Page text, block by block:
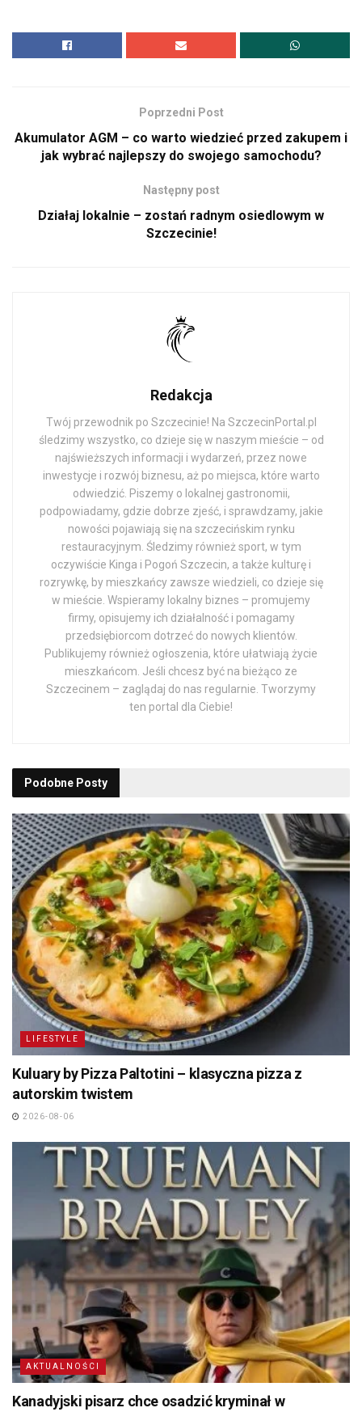
Poprzedni Post
Akumulator AGM – co warto wiedzieć przed zakupem i
jak wybrać najlepszy do swojego samochodu?
Następny post
Działaj lokalnie – zostań radnym osiedlowym w
Szczecinie!
Redakcja
Twój przewodnik po Szczecinie! Na SzczecinPortal.pl
śledzimy wszystko, co dzieje się w naszym mieście – od
najświeższych informacji i wydarzeń, przez nowe
inwestycje i rozwój biznesu, aż po miejsca, które warto
odwiedzić. Piszemy o lokalnej gastronomii,
podpowiadamy, gdzie dobrze zjeść, i sprawdzamy, jakie
nowości pojawiają się na szczecińskim rynku
restauracyjnym. Śledzimy również sport, w tym
oczywiście Kinga i Pogoń Szczecin, a także kulturę i
rozrywkę, by mieszkańcy zawsze wiedzieli, co dzieje się
w mieście. Wspieramy lokalny biznes – promujemy
firmy, opisujemy ich działalność i pomagamy
przedsiębiorcom dotrzeć do nowych klientów.
Publikujemy również ogłoszenia, które ułatwiają życie
mieszkańcom. Jeśli chcesz być na bieżąco ze
Szczecinem – zaglądaj do nas regularnie. Tworzymy
ten portal dla Ciebie!
Podobne Posty
LIFESTYLE
Kuluary by Pizza Paltotini – klasyczna pizza z
autorskim twistem
2026-08-06
AKTUALNOŚCI
Kanadyjski pisarz chce osadzić kryminał w